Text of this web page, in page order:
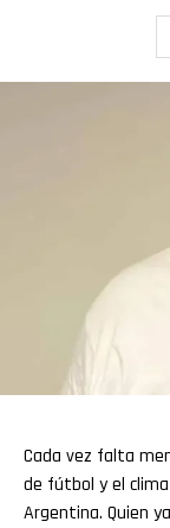
Cada vez falta
de fútbol y el
Argentina. Quien